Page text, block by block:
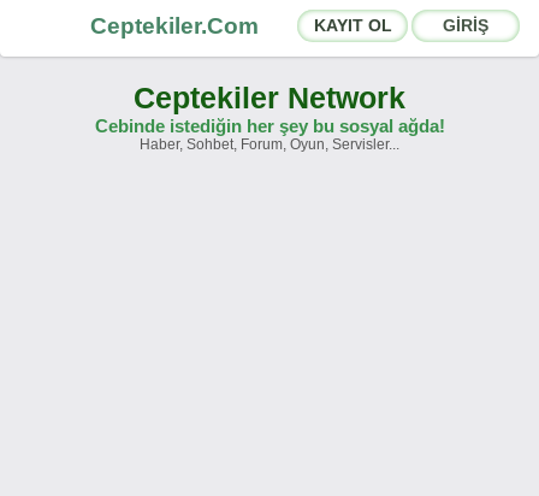
Ceptekiler.Com KAYIT OL GİRİŞ
Ceptekiler Network
Cebinde istediğin her şey bu sosyal ağda!
Haber, Sohbet, Forum, Oyun, Servisler...